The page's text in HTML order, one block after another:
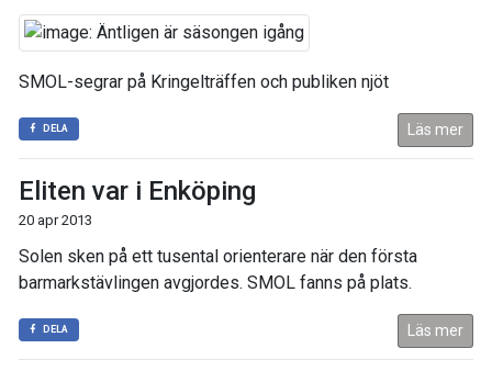
SMOL-segrar på Kringelträffen och publiken njöt
DELA Läs mer
Eliten var i Enköping
20 apr 2013
Solen sken på ett tusental orienterare när den första
barmarkstävlingen avgjordes. SMOL fanns på plats.
DELA Läs mer